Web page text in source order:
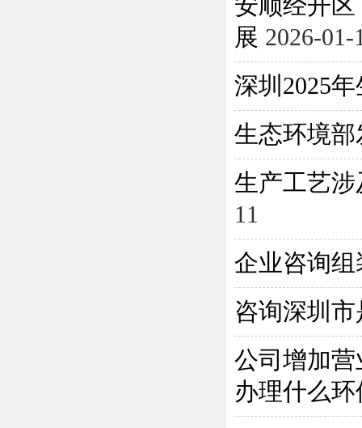
安顺经开
展 2026-01-
深圳2025
生态环境
生产工艺
11
企业咨询
咨询深圳
公司增加
办理什么